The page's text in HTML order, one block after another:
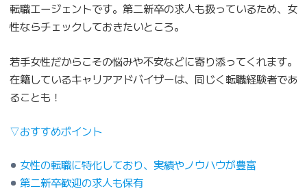
転職エージェントです。第二新卒の求人も扱っているため、女
性ならチェックしておきたいところ。
若手女性だからこその悩みや不安などに寄り添ってくれます。
在籍しているキャリアアドバイザーは、同じく転職経験者であ
ることも！
▽おすすめポイント
女性の転職に特化しており、実績やノウハウが豊富
第二新卒歓迎の求人も保有